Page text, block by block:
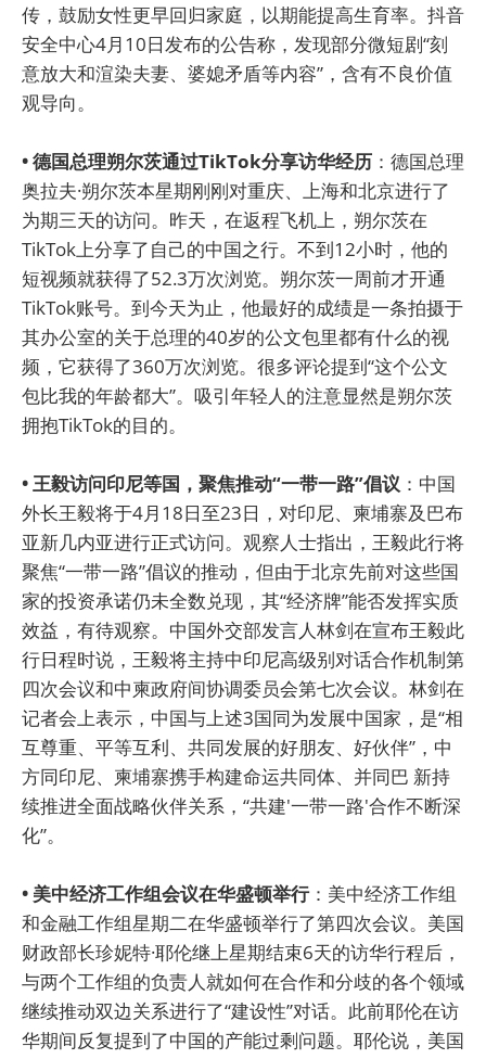
传，鼓励女性更早回归家庭，以期能提高生育率。抖音
安全中心4月10日发布的公告称，发现部分微短剧“刻
意放大和渲染夫妻、婆媳矛盾等内容”，含有不良价值
观导向。
• 德国总理朔尔茨通过TikTok分享访华经历 ：德国总理
奥拉夫·朔尔茨本星期刚刚对重庆、上海和北京进行了
为期三天的访问。昨天，在返程飞机上，朔尔茨在
TikTok上分享了自己的中国之行。不到12小时，他的
短视频就获得了52.3万次浏览。朔尔茨一周前才开通
TikTok账号。到今天为止，他最好的成绩是一条拍摄于
其办公室的关于总理的40岁的公文包里都有什么的视
频，它获得了360万次浏览。很多评论提到“这个公文
包比我的年龄都大”。吸引年轻人的注意显然是朔尔茨
拥抱TikTok的目的。
• 王毅访问印尼等国，聚焦推动“一带一路”倡议 ：中国
外长王毅将于4月18日至23日，对印尼、柬埔寨及巴布
亚新几内亚进行正式访问。观察人士指出，王毅此行将
聚焦“一带一路”倡议的推动，但由于北京先前对这些国
家的投资承诺仍未全数兑现，其“经济牌”能否发挥实质
效益，有待观察。中国外交部发言人林剑在宣布王毅此
行日程时说，王毅将主持中印尼高级别对话合作机制第
四次会议和中柬政府间协调委员会第七次会议。林剑在
记者会上表示，中国与上述3国同为发展中国家，是“相
互尊重、平等互利、共同发展的好朋友、好伙伴”，中
方同印尼、柬埔寨携手构建命运共同体、并同巴 新持
续推进全面战略伙伴关系，“共建'一带一路'合作不断深
化”。
• 美中经济工作组会议在华盛顿举行：美中经济工作组
和金融工作组星期二在华盛顿举行了第四次会议。美国
财政部长珍妮特·耶伦继上星期结束6天的访华行程后，
与两个工作组的负责人就如何在合作和分歧的各个领域
继续推动双边关系进行了“建设性”对话。此前耶伦在访
华期间反复提到了中国的产能过剩问题。耶伦说，美国